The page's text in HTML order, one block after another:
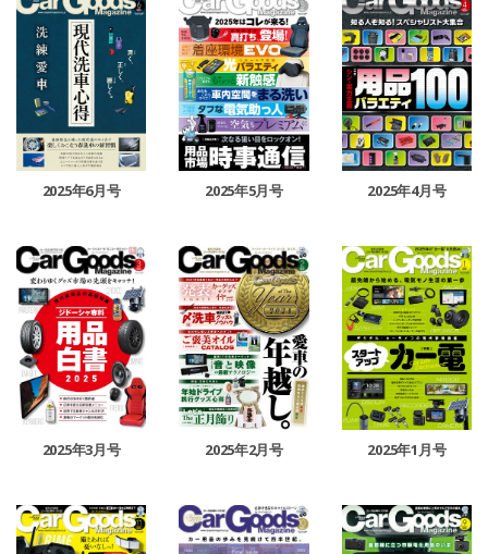
2025年6月号 2025年5月号 2025年4月号
2025年3月号 2025年2月号 2025年1月号